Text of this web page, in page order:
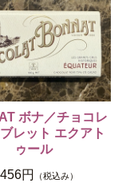
ボナ／チョコレ
レット エクアト
ゥール
円
（税込み）